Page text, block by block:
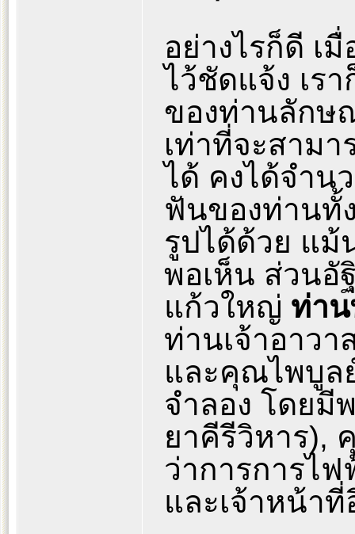
อย่างไรก็ดี เ
ไว้ชัดแจ้ง เร
ของท่านลักษ
เท่าที่จะสาม
ได้ คงได้จำน
ฟันของท่านทั้
รูปได้ด้วย แม้
พอเห็น ส่วนอั
แก้วใหญ่ ท่าน
ท่านเจ้าอาวา
และคุณไพบูล
จำลอง โดยมี
ยาคีรีวิหาร),
ว่าการการไ
และเจ้าหน้า